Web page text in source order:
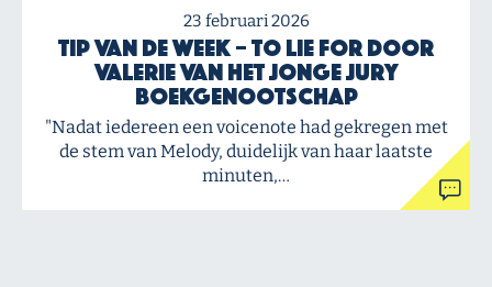
23 februari 2026
Tip van de Week – To Lie For door
Valerie van het Jonge Jury
Boekgenootschap
"Nadat iedereen een voicenote had gekregen met
de stem van Melody, duidelijk van haar laatste
minuten,…